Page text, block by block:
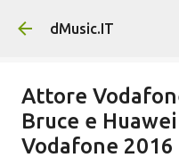
Passa ai
dMusic.IT
Attore
Bruce e
Vodafone 2016